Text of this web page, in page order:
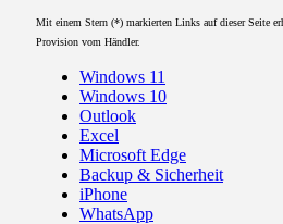
Mit einem Stern (*) markierten Links auf dieser Seite
Provision vom Händler.
Windows 11
Windows 10
Outlook
Excel
Microsoft Edge
Backup & Sicherheit
iPhone
WhatsApp